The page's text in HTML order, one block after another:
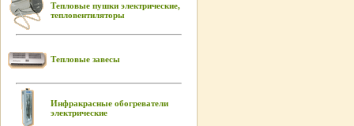
Тепловые пушки электрические,
тепловентиляторы
Тепловые завесы
Инфракрасные обогреватели
электрические